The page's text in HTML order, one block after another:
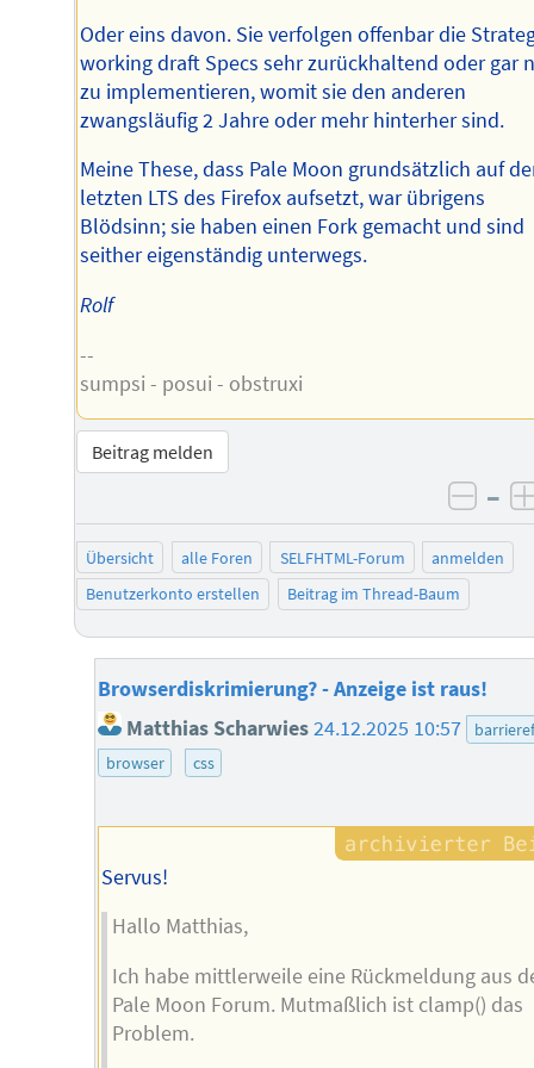
Oder eins davon. Sie verfolgen offenbar die
working draft Specs sehr zurückhaltend oder gar
zu implementieren, womit sie den anderen
zwangsläufig 2 Jahre oder mehr hinterher sind.
Meine These, dass Pale Moon grundsätzlich auf
letzten LTS des Firefox aufsetzt, war übrigens
Blödsinn; sie haben einen Fork gemacht und sind
seither eigenständig unterwegs.
Rolf
--
sumpsi - posui - obstruxi
Beitrag melden
–
Übersicht alle Foren SELFHTML-Forum
anmelden
Benutzerkonto erstellen
Beitrag im Thread-Baum
Browserdiskrimierung? - Anzeige ist raus!
Matthias Scharwies24.12.2025 10:57
browser
css
Servus!
Hallo Matthias,
Ich habe mittlerweile eine Rückmeldung aus
Pale Moon Forum. Mutmaßlich ist clamp() das
Problem.